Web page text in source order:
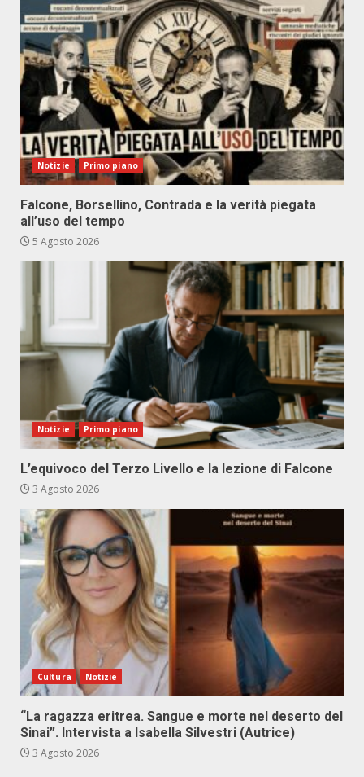
Notizie Primo piano
Falcone, Borsellino, Contrada e la verità piegata
all’uso del tempo
5 Agosto 2026
Notizie Primo piano
L’equivoco del Terzo Livello e la lezione di Falcone
3 Agosto 2026
Cultura Notizie
“La ragazza eritrea. Sangue e morte nel deserto del
Sinai”. Intervista a Isabella Silvestri (Autrice)
3 Agosto 2026